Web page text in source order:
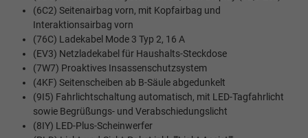
(6C2) Seitenairbag vorn, mit Kopfairbag und
Interaktionsairbag vorn
(76C) Ladekabel Mode 3 Typ 2, 16 A
(EV3) Netzladekabel für Haushalts-Steckdose
(7W7) Proaktives Insassenschutzsystem
(4KF) Seitenscheiben ab B-Säule abgedunkelt
(9I5) Fahrlichtschaltung automatisch, mit LED-Tagfahrlicht
sowie Begrüßungs- und Verabschiedungslicht
(8IY) LED-Plus-Scheinwerfer